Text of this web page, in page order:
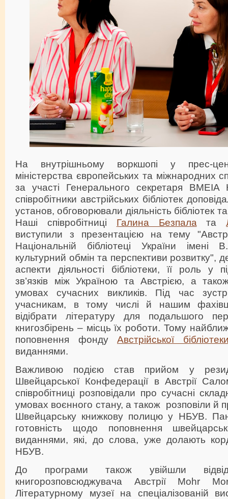
На внутрішньому воркшопі у прес-
міністерства європейських та міжнародних
за участі Генерального секретаря BMEIA
співробітники австрійських бібліотек
установ, обговорювали діяльність бібліотек
Наші співробітниці Галина Безпала та
виступили з презентацією на тему
Національній бібліотеці України імені
культурний обмін та перспективи розвитку",
аспекти діяльності бібліотеки, її роль у
зв’язків між Україною та Австрією, а
умовах сучасних викликів. Під час
учасникам, в тому числі й нашим
відібрати літературу для подальшого
книгозбірень – місць їх роботи. Тому
поповнення фонду Австрійської
виданнями.
Важливою подією став прийом у
Швейцарської Конфедерації в Австрії
співробітниці розповідали про сучасні
умовах воєнного стану, а також розповіли й
Швейцарську книжкову полицю у НБУВ.
готовність щодо поповнення
виданнями, які, до слова, уже долають
НБУВ.
До програми також увійшли
книгорозповсюджувача Австрії Mohr
Літературному музеї на спеціалізованій